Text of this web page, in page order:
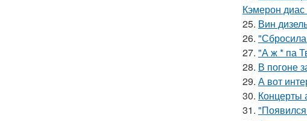
Кэмерон
25. Вин
26.
27. "А ж * па
28. В погоне
29. А вот
30. Концерты
31.